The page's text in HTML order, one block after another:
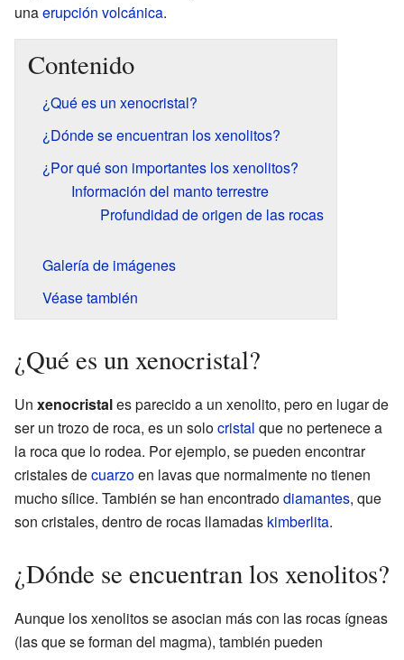
unaerupción volcánica.
Contenido
¿Qué es un xenocristal?
¿Dónde se encuentran los xenolitos?
¿Por qué son importantes los xenolitos?
Información del manto terrestre
Profundidad de origen de las rocas
Galería de imágenes
Véase también
¿Qué es un xenocristal?
Un xenocristales parecido a un xenolito, pero en lugar de
ser un trozo de roca, es un solocristal que no pertenece a
la roca que lo rodea. Por ejemplo, se pueden encontrar
cristales decuarzoen lavas que normalmente no tienen
mucho sílice. También se han encontradodiamantes, que
son cristales, dentro de rocas llamadas kimberlita.
¿Dónde se encuentran los xenolitos?
Aunque los xenolitos se asocian más con las rocas ígneas
(las que se forman del magma), también pueden